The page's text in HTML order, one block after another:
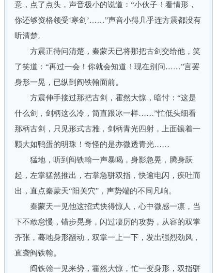
意，点了点头，声音极小的说道：“小伙子！看情形，
你还够资格领受‘寒剑’……”声音小得几乎连方震都没有
听清楚。
方震正待问清楚，秦蒙天已将那把古剑交给他，笑
了笑道：“再过一会！你就会知道！现在别问……”言罢
身形一晃，已纵到阎铁翰面前。
方震伸手接过那把古剑，霍然大惊，暗忖：“这是
什么剑，剑柄这么冷，简直跟冰一样……”忙低头细看
那柄古剑，只见形式古雅，剑柄青光四射，上面镶着一
颗大如鸭蛋的明珠！奇怪的是亦微透青光……
猛地，听到阎铁翰一声暴喝，身影急晃，腾身跃
起，左掌猛然推出，右掌急骈双指，快逾电闪，疾吐而
出，直点秦蒙天“阳关穴”，声势端的不同凡响。
秦蒙天一见他这招式快得惊人，心中微感一凛，当
下不敢怠慢，错步晃身，闪过凄厉的攻势，从容的双掌
齐张，蓦地身形翻动，双掌一上一下，发出强烈劲风，
直袭阎铁翰。
阎铁翰一见来势，霍然大惊，忙一变身形，双指骈